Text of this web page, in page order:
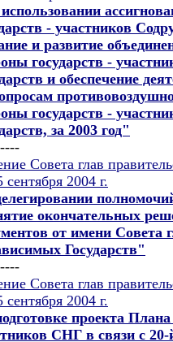
- участников
и развитие
государств -
и обеспечение
государств -
за 2003 год"
Совета глав
сентября 2004 г.
окончательных
от имени Совета
Государств"
Совета глав
сентября 2004 г.
проекта
СНГ в связи с